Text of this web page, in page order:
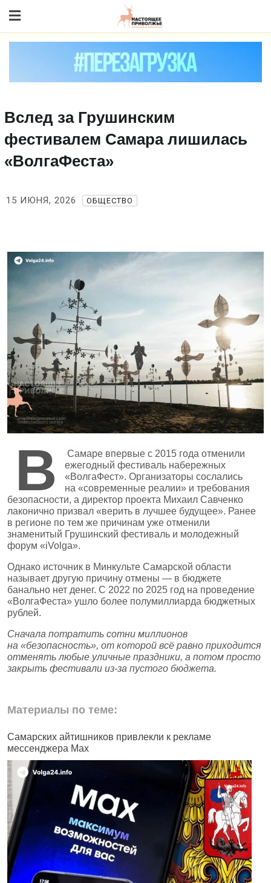
to content
Вслед за Грушинским
фестивалем Самара лишилась
«ВолгаФеста»
15 ИЮНЯ, 2026 ОБЩЕСТВО
В
Самаре впервые с 2015 года отменили
ежегодный фестиваль набережных
«ВолгаФест». Организаторы сослались
на «современные реалии» и требования
безопасности, а директор проекта Михаил Савченко
лаконично призвал «верить в лучшее будущее». Ранее
в регионе по тем же причинам уже отменили
знаменитый Грушинский фестиваль и молодежный
форум «iVolga».
Однако источник в Минкульте Самарской области
называет другую причину отмены — в бюджете
банально нет денег. С 2022 по 2025 год на проведение
«ВолгаФеста» ушло более полумиллиарда бюджетных
рублей.
Сначала потратить сотни миллионов
на «безопасность», от которой всё равно приходится
отменять любые уличные праздники, а потом просто
закрыть фестивали из‑за пустого бюджета.
Материалы по теме:
Самарских айтишников привлекли к рекламе
мессенджера Max